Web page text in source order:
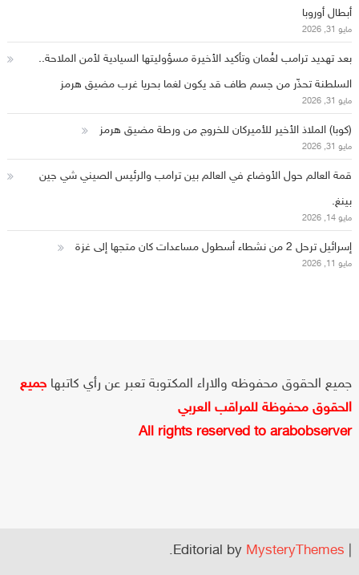
أبطال أوروبا
مايو 31, 2026
بعد تهديد ترامب لعُمان وتأكيد الأخيرة مسؤوليتها السيادية لأمن الملاحة..
السلطنة تحذّر من جسم طاف قد يكون لغما بحريا غرب مضيق هرمز
مايو 31, 2026
(كوبا) الملاذ الأخير للأميركان للخروج من ورطة مضيق هرمز
مايو 31, 2026
قمة العالم حول الأوضاع في العالم بين ترامب والرئيس الصيني شي جين
بينغ.
مايو 14, 2026
إسرائيل ترحل 2 من نشطاء أسطول مساعدات كان متجها إلى غزة
مايو 11, 2026
جميع الحقوق محفوظه والاراء المكتوبة تعبر عن رأي كاتبها جميع
الحقوق محفوظة للمراقب العربي
All rights reserved to arabobserver
Editorial by MysteryThemes
.